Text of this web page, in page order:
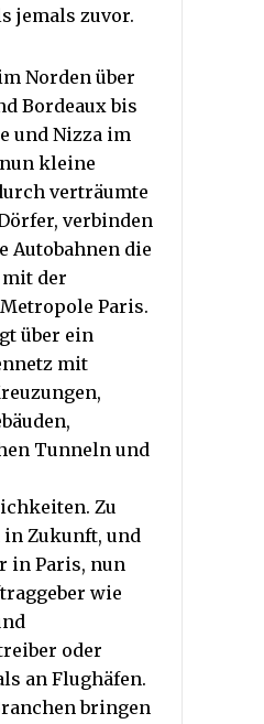
jemals zuvor.
Norden über
Bordeaux bis
und Nizza im
kleine
verträumte
verbinden
Autobahnen die
mit der
Paris.
über ein
mit
Tunneln und
Zu
in Zukunft, und
in Paris, nun
wie
oder
an Flughäfen.
bringen